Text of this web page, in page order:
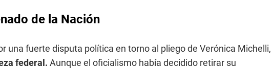
de la Nación
una fuerte disputa política en torno al pliego de Verónica Michelli,
federal. Aunque el oficialismo había decidido retirar su